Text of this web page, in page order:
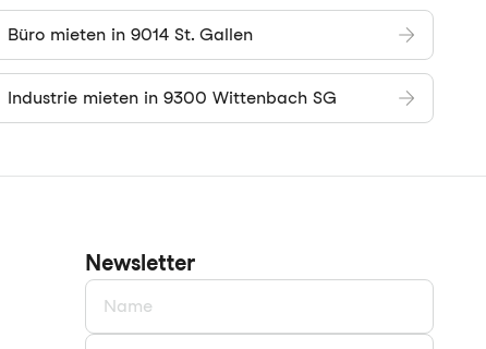
Büro mieten in 9014 St. Gallen
Industrie mieten in 9300 Wittenbach SG
Newsletter